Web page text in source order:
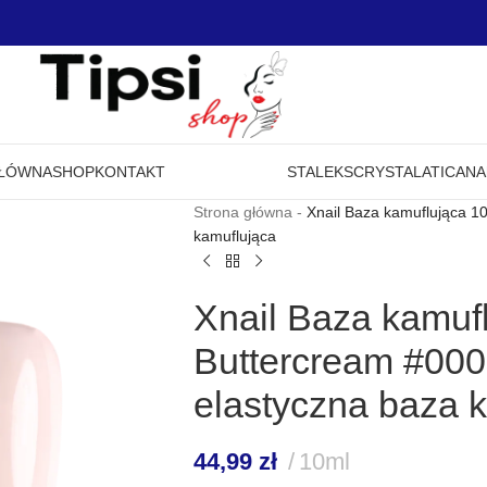
SHOPKONTAKT STALEKSCRYSTAL ATICA
Strona główna - Xnail Baza kamuflująca
kamuflująca
Xnail Baza
Buttercream
elastyczna baza
44,99 zł 10ml